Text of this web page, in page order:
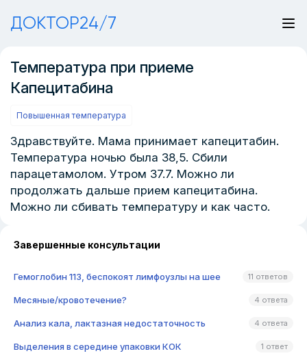
ДОКТОР24/7
Температура при приеме
Капецитабина
Повышенная температура
Здравствуйте. Мама принимает капецитабин.
Температура ночью была 38,5. Сбили
парацетамолом. Утром 37.7. Можно ли
продолжать дальше прием капецитабина.
Можно ли сбивать температуру и как часто.
Завершенные консультации
Гемоглобин 113, беспокоят лимфоузлы на шее 11 ответов
Месяные/кровотечение? 4 ответа
Анализ кала, лактазная недостаточность 4 ответа
Выделения в середине упаковки КОК 1 ответ